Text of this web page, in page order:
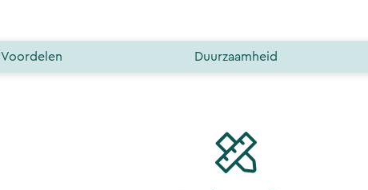
Voordelen Duurzaamheid